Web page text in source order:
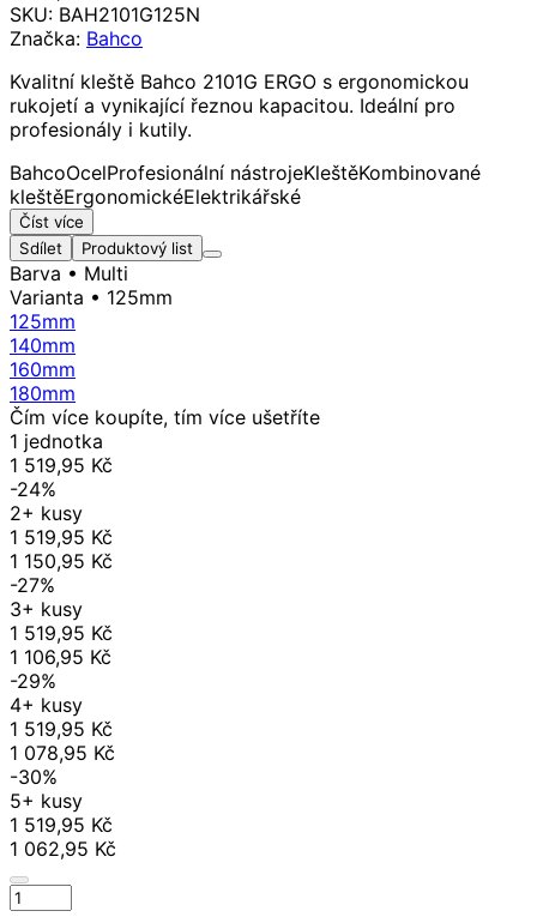
SKU: BAH2101G125N
Značka: Bahco
Kvalitní kleště Bahco 2101G ERGO s ergonomickou
rukojetí a vynikající řeznou kapacitou. Ideální pro
profesionály i kutily.
BahcoOcelProfesionální nástrojeKleštěKombinované
kleštěErgonomickéElektrikářské
Číst více
Sdílet
Produktový list
Barva • Multi
Varianta • 125mm
125mm
140mm
160mm
180mm
Čím více koupíte, tím více ušetříte
1 jednotka
1 519,95 Kč
-24%
2+ kusy
1 519,95 Kč
1 150,95 Kč
-27%
3+ kusy
1 519,95 Kč
1 106,95 Kč
-29%
4+ kusy
1 519,95 Kč
1 078,95 Kč
-30%
5+ kusy
1 519,95 Kč
1 062,95 Kč